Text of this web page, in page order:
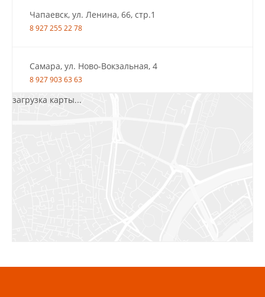
Чапаевск, ул. Ленина, 66, стр.1
8 927 255 22 78
Самара, ул. Ново-Вокзальная, 4
8 927 903 63 63
загрузка карты...